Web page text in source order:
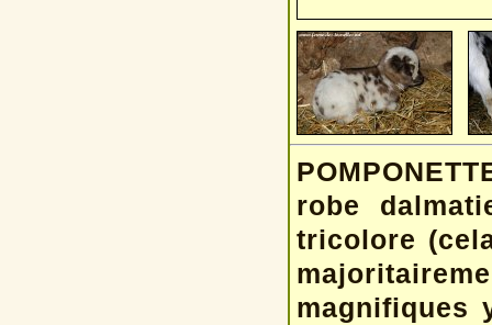
robe
tricolore
magnifiques